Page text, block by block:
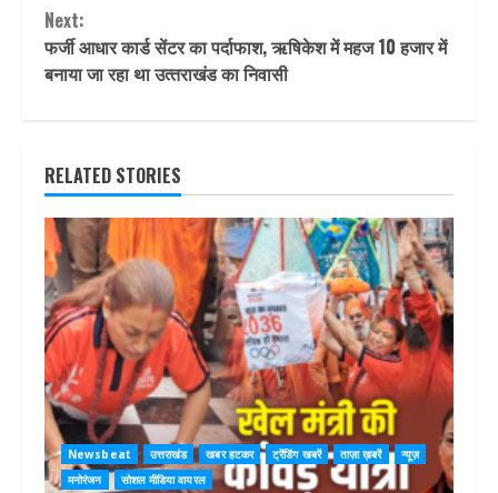
Next:
फर्जी आधार कार्ड सेंटर का पर्दाफाश, ऋषिकेश में महज 10 हजार में
बनाया जा रहा था उत्‍तराखंड का निवासी
RELATED STORIES
Newsbeat उत्तराखंड खबर हटकर ट्रेंडिंग खबरें ताज़ा ख़बरें
न्यूज़
मनोरंजन
सोशल मीडिया वायरल